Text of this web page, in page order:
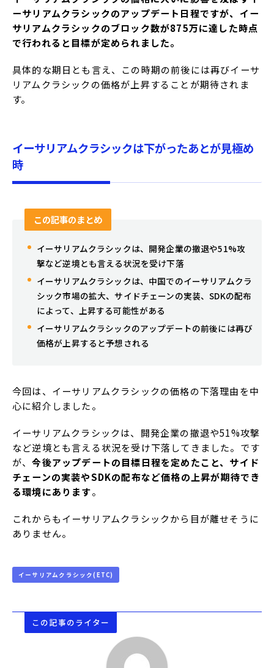
ーサリアムクラシックのアップデート日程ですが、イー
サリアムクラシックのブロック数が875万に達した時点
で行われると目標が定められました。
具体的な期日とも言え、この時期の前後には再びイーサ
リアムクラシックの価格が上昇することが期待されま
す。
イーサリアムクラシックは下がったあとが見極め
時
この記事のまとめ
イーサリアムクラシックは、開発企業の撤退や51%攻
撃など逆境とも言える状況を受け下落
イーサリアムクラシックは、中国でのイーサリアムクラ
シック市場の拡大、サイドチェーンの実装、SDKの配布
によって、上昇する可能性がある
イーサリアムクラシックのアップデートの前後には再び
価格が上昇すると予想される
今回は、イーサリアムクラシックの価格の下落理由を中
心に紹介しました。
イーサリアムクラシックは、開発企業の撤退や51%攻撃
など逆境とも言える状況を受け下落してきました。です
が、今後アップデートの目標日程を定めたこと、サイド
チェーンの実装やSDKの配布など価格の上昇が期待でき
る環境にあります。
これからもイーサリアムクラシックから目が離せそうに
ありません。
イーサリアムクラシック(ETC)
この記事のライター